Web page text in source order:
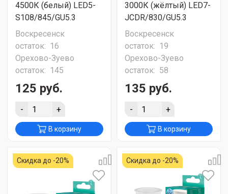
4500К (белый) LED5-
S108/845/GU5.3
Воскресенск
остаток: 16
Орехово-Зуево
остаток: 145
125 руб.
- +
В корзину
3000К (жёлтый) LED7-
JCDR/830/GU5.3
Воскресенск
остаток: 19
Орехово-Зуево
остаток: 58
135 руб.
- +
В корзину
Скидка до -20% Скидка до -20%